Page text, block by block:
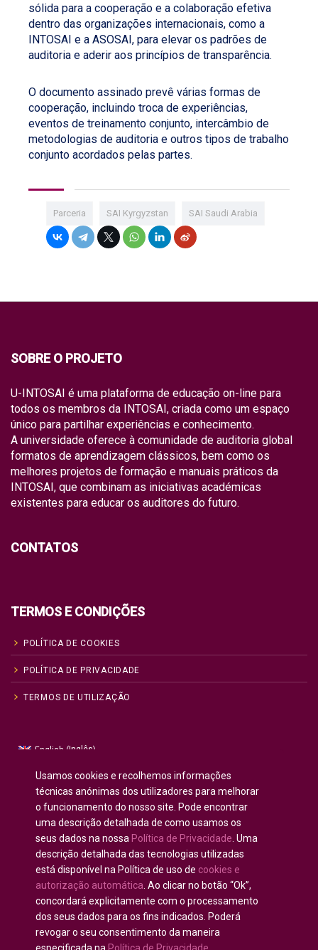
sólida para a cooperação e a colaboração efetiva
dentro das organizações internacionais, como a
INTOSAI e a ASOSAI, para elevar os padrões de
auditoria e aderir aos princípios de transparência.
O documento assinado prevê várias formas de
cooperação, incluindo troca de experiências,
eventos de treinamento conjunto, intercâmbio de
metodologias de auditoria e outros tipos de trabalho
conjunto acordados pelas partes.
Parceria SAI Kyrgyzstan SAI Saudi Arabia
SOBRE O PROJETO
U-INTOSAI é uma plataforma de educação on-line para
todos os membros da INTOSAI, criada como um espaço
único para partilhar experiências e conhecimento.
A universidade oferece à comunidade de auditoria global
formatos de aprendizagem clássicos, bem como os
melhores projetos de formação e manuais práticos da
INTOSAI, que combinam as iniciativas académicas
existentes para educar os auditores do futuro.
CONTATOS
TERMOS E CONDIÇÕES
POLÍTICA DE COOKIES
POLÍTICA DE PRIVACIDADE
TERMOS DE UTILIZAÇÃO
English (Inglês)
Русский
Russo
Español(Espanhol)
Français(Francês)
Alemão
العربية( Árabe)
Português
Usamos cookies e recolhemos informações
técnicas anónimas dos utilizadores para melhorar
o funcionamento do nosso site. Pode encontrar
uma descrição detalhada de como usamos os
seus dados na nossa Política de Privacidade . Uma
descrição detalhada das tecnologias utilizadas
está disponível na Política de uso de cookies e
autorização automática . Ao clicar no botão “Ok”,
concordará explicitamente com o processamento
dos seus dados para os fins indicados. Poderá
revogar o seu consentimento da maneira